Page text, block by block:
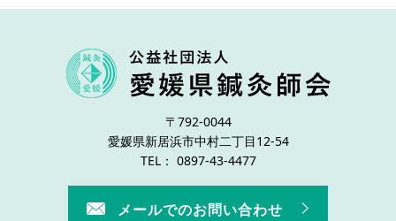
〒792-0044
愛媛県新居浜市中村二丁目12-54
TEL： 0897-43-4477
メールでのお問い合わせ